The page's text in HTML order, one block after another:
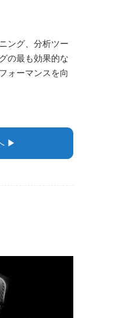
ング、分析ツー
の最も効果的な
ォーマンスを向
▶︎